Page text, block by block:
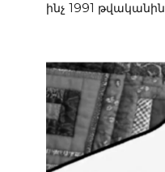
ինչ 1991 թվականին